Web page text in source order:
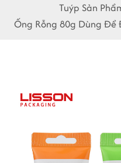
Tuýp Sản
Ống Rỗng 80g Dùng